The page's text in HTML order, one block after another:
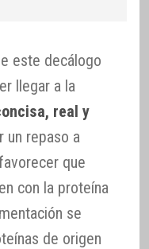
este decálogo
llegar a la
real y
un repaso a
que
con la proteína
se
de origen